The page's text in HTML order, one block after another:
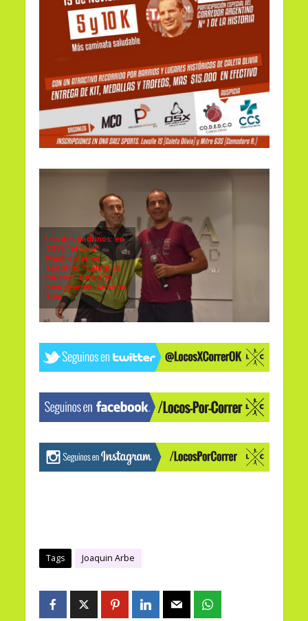
Los dos padrinos: en
2016 “el colo”
Mastromarino
apadrinó “Caleta se
mueve”. Este año,
otro grande; Antonio
Silio
Tags Joaquin Arbe